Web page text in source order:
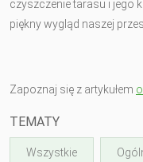
czyszczenie tarasu i jego
piękny wygląd naszej
Zapoznaj się z artykułem
TEMATY
Wszystkie